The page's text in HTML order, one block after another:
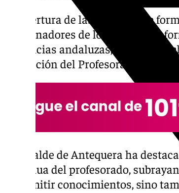
La apertura de las jornadas de
coordinadores de los centros de
provincias andaluzas, estando
Formación del Profesorado, Javier
El Alcalde de Antequera ha
continua del profesorado,
transmitir conocimientos, sino